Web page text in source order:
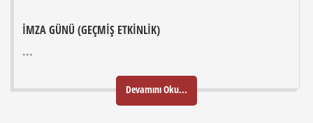
İMZA GÜNÜ (GEÇMIŞ ETKINLIK)
...
Devamını Oku...